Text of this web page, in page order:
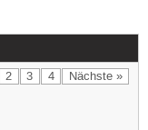
2 3 4 Nächste »